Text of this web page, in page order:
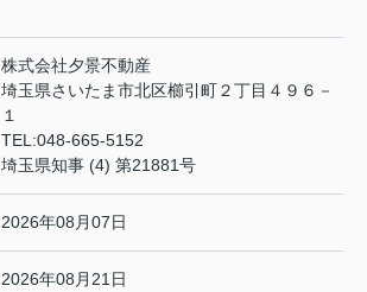
株式会社夕景不動産
埼玉県さいたま市北区櫛引町２丁目４９６－
１
TEL:048-665-5152
埼玉県知事 (4) 第21881号
2026年08月07日
2026年08月21日